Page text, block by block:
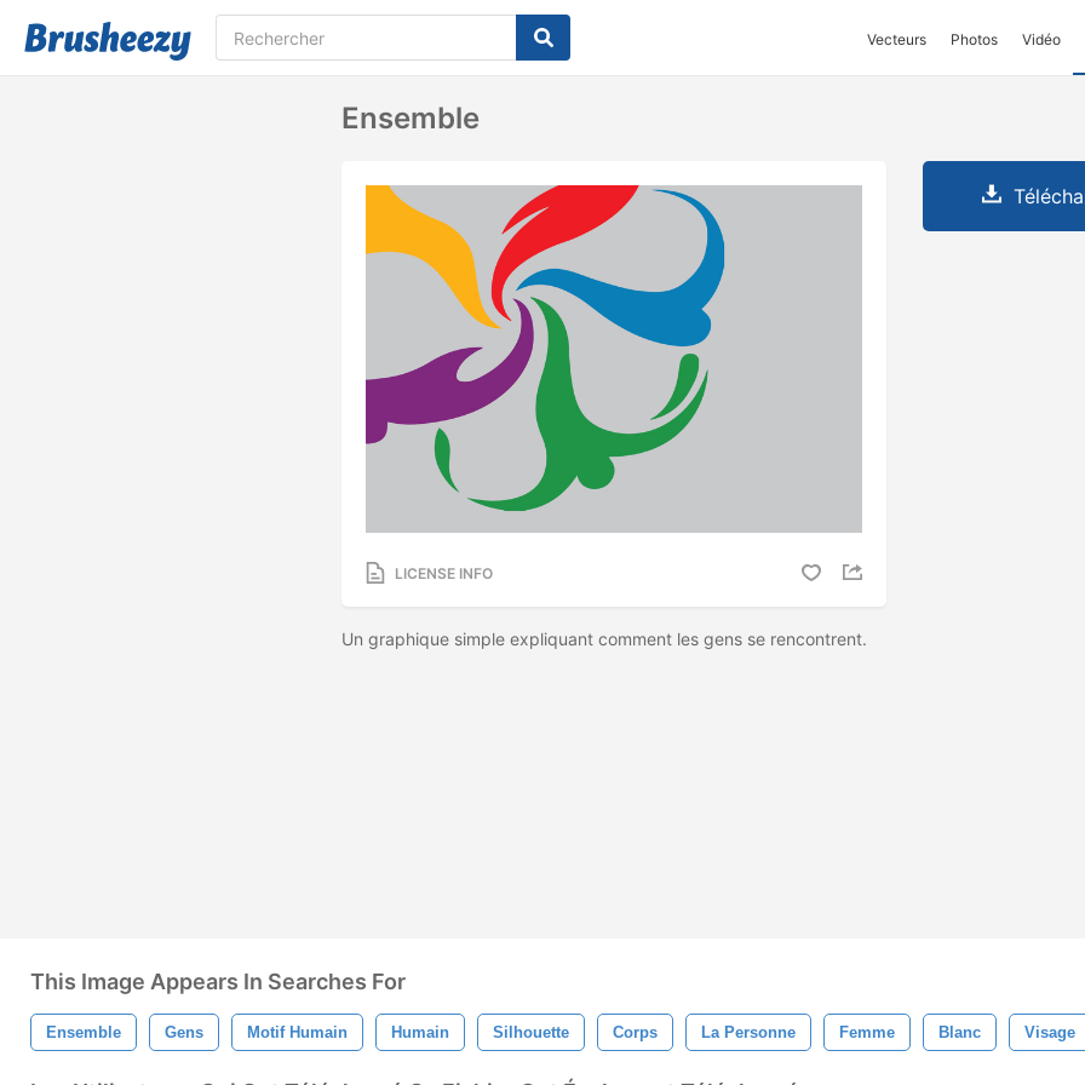
Vecteurs Photos Vidéo
Ensemble
LICENSE INFO
Un graphique simple expliquant comment les gens se rencontrent.
This Image Appears In Searches For
Ensemble Gens Motif Humain Humain Silhouette Corps La Personne Femme Blanc Visage